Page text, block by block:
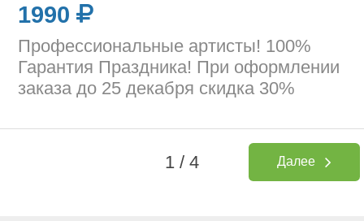
1990
Профессиональные артисты! 100%
Гарантия Праздника! При оформлении
заказа до 25 декабря скидка 30%
1 / 4 Далее